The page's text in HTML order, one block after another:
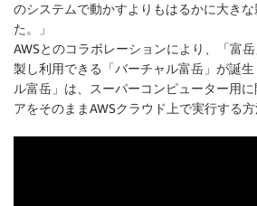
のシステムで動かすよりもはるかに大き
た。」
AWSとのコラボレーションにより、「富
製し利用できる「バーチャル富岳」が誕
ル富岳」は、スーパーコンピューター用
アをそのままAWSクラウド上で実行する方